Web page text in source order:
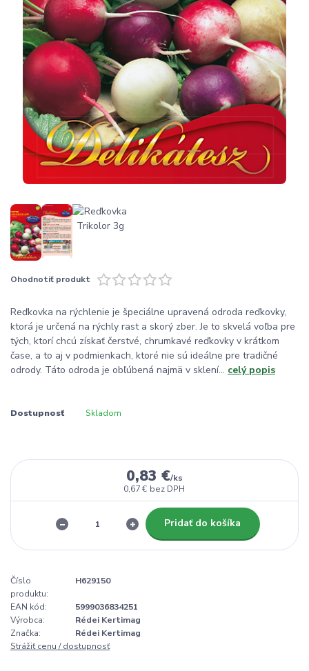
Ohodnotiť produkt
Reďkovka na rýchlenie je špeciálne upravená odroda reďkovky,
ktorá je určená na rýchly rast a skorý zber. Je to skvelá voľba pre
tých, ktorí chcú získať čerstvé, chrumkavé reďkovky v krátkom
čase, a to aj v podmienkach, ktoré nie sú ideálne pre tradičné
odrody. Táto odroda je obľúbená najmä v sklení... celý popis
Dostupnosť Skladom
0,83 €/ks
0,67 € bez DPH
Pridať do košíka
Číslo
produktu:
H629150
EAN kód:
5999036834251
Výrobca:
Rédei Kertimag
Značka:
Rédei Kertimag
Strážiť cenu / dostupnosť